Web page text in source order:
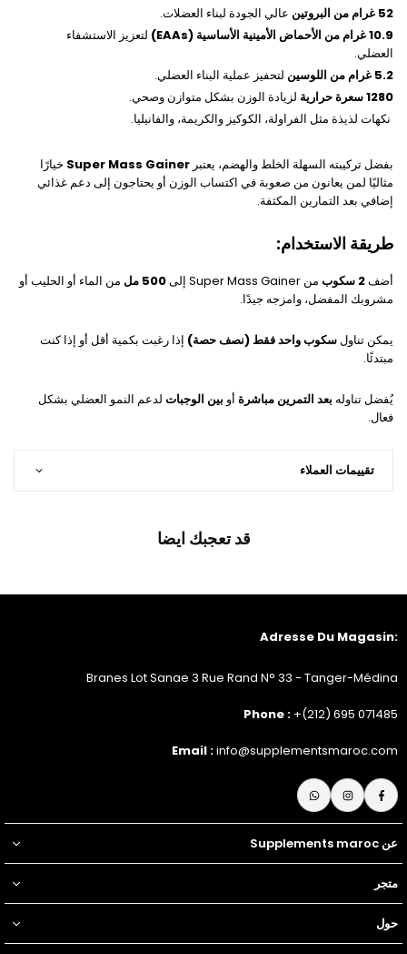
52 غرام من البروتين
عالي الجودة لبناء العضلات.
10.9 غرام من الأحماض الأمينية الأساسية (EAAs)
لتعزيز الاستشفاء
العضلي.
5.2 غرام من اللوسين
لتحفيز عملية البناء العضلي.
1280 سعرة حرارية
لزيادة الوزن بشكل متوازن وصحي.
نكهات لذيذة مثل الفراولة، الكوكيز والكريمة، والفانيليا.
بفضل تركيبته السهلة الخلط والهضم، يعتبر Super Mass Gainer خيارًا
مثاليًا لمن يعانون من صعوبة في اكتساب الوزن أو يحتاجون إلى دعم غذائي
إضافي بعد التمارين المكثفة.
طريقة الاستخدام:
أضف2 سكوب من Super Mass Gainer إلى 500 مل
من الماء أو الحليب أو
مشروبك المفضل، وامزجه جيدًا.
يمكن تناول سكوب واحد فقط (نصف حصة) إذا رغبت بكمية أقل أو إذا كنت
مبتدئًا.
يُفضل تناوله بعد التمرين مباشرة أو بين الوجبات لدعم النمو العضلي بشكل
فعال.
تقييمات العملاء
قد تعجبك ايضا
:Adresse Du Magasin
Branes Lot Sanae 3 Rue Rand N° 33 - Tanger-Médina
Phone : +(212) 695 071485
Email :info@supplementsmaroc.com
Facebook
Instagram
Whatsapp
عن Supplements maroc
متجر
حول